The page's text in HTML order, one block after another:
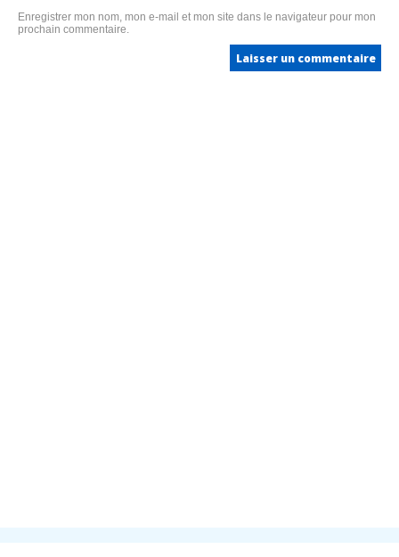
Enregistrer mon nom, mon e-mail et mon site dans le navigateur pour mon
prochain commentaire.